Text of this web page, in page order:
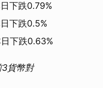
下跌0.79%
下跌0.5%
下跌0.63%
貨幣對